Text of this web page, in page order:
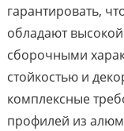
гарантировать,
обладают
сборочными
стойкостью и
комплексные
профилей из